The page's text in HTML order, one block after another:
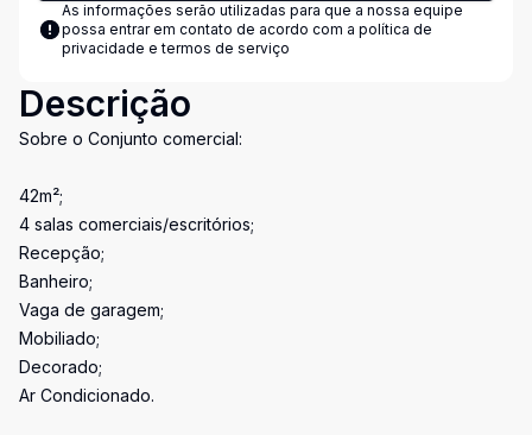
As informações serão utilizadas para que a nossa equipe
possa entrar em contato de acordo com a política de
privacidade e termos de serviço
Descrição
Sobre o Conjunto comercial:
42m²;
4 salas comerciais/escritórios;
Recepção;
Banheiro;
Vaga de garagem;
Mobiliado;
Decorado;
Ar Condicionado.